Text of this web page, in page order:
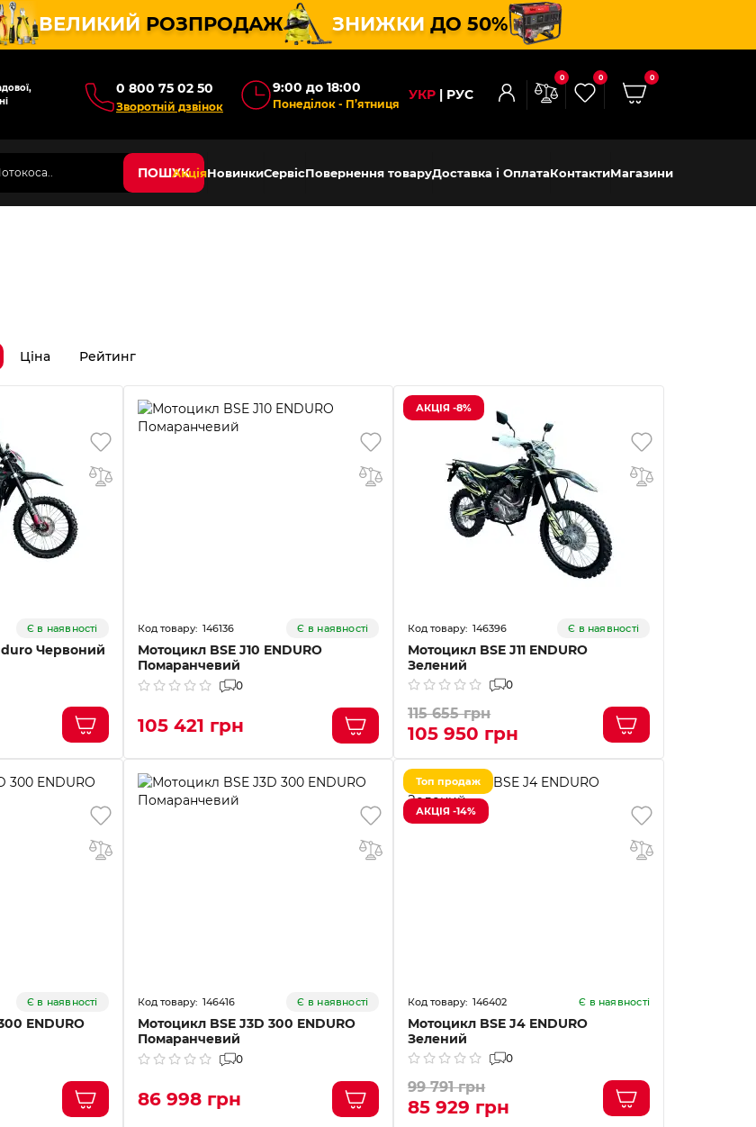
ВЕЛИКИЙ РОЗПРОДАЖ ЗНИЖКИ ДО 50%
0 800 75 02 50
Зворотній дзвінок
9:00 до 18:00
Понеділок - П’ятниця
УКР РУС
0 0 0
ПОШУКАкціяНовинкиСервісПовернення товаруДоставка і ОплатаКонтактиМагазини
Ціна Рейтинг
Є в наявності
Червоний
146136 Є в наявності
Мотоцикл BSE J10 ENDURO
Помаранчевий
0
105 421 грн
АКЦІЯ -8%
146396 Є в наявності
Мотоцикл BSE J11 ENDURO
Зелений
0
115 655 грн
105 950 грн
Є в наявності
ENDURO
146416 Є в наявності
Мотоцикл BSE J3D 300 ENDURO
Помаранчевий
0
86 998 грн
Топ продаж
АКЦІЯ -14%
146402 Є в наявності
Мотоцикл BSE J4 ENDURO
Зелений
0
99 791 грн
85 929 грн